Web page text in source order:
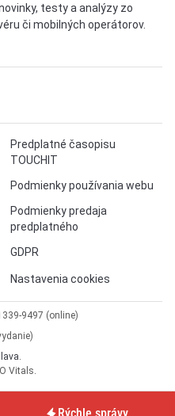
testy a analýzy zo
či mobilných operátorov.
Predplatné časopisu
TOUCHIT
Podmienky používania webu
Podmienky predaja
predplatného
GDPR
Nastavenia cookies
9497 (online)
Vitals
Rýchle správy